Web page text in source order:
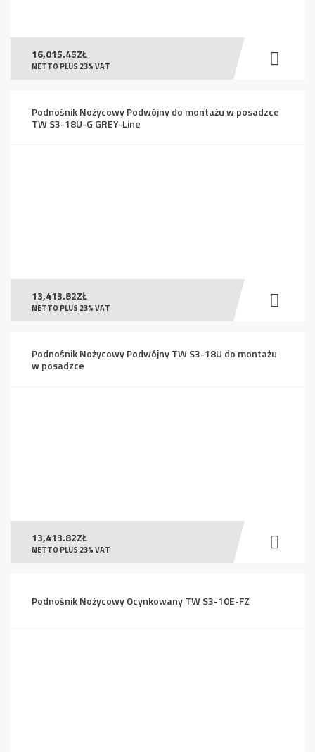
16,015.45ZŁ
NETTO PLUS 23% VAT
Podnośnik Nożycowy Podwójny do montażu w posadzce
TW S3-18U-G GREY-Line
13,413.82ZŁ
NETTO PLUS 23% VAT
Podnośnik Nożycowy Podwójny TW S3-18U do montażu
w posadzce
13,413.82ZŁ
NETTO PLUS 23% VAT
Podnośnik Nożycowy Ocynkowany TW S3-10E-FZ